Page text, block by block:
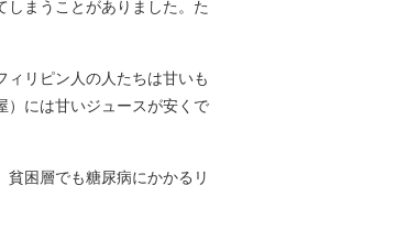
まうことがありました。た
ィリピン人の人たちは甘いも
）には甘いジュースが安くで
困層でも糖尿病にかかるリ